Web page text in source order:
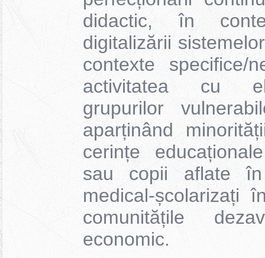
didactic, în
digitalizării
contexte specifice/
activitatea cu
grupurilor
aparținând
cerințe
sau copii aflate
medical-școlarizați
comunitățile
economic.